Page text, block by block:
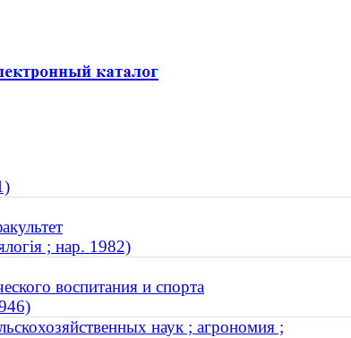
; нар. 1982)
воспитания и спорта
наук ; агрономия ;